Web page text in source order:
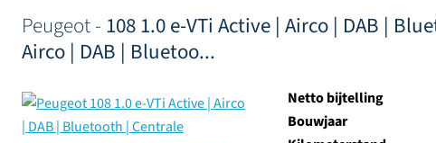
Peugeot - 108 1.0 e-VTi Active | Airco | DAB |
Airco | DAB | Bluetoo...
Netto bijtelling
Bouwjaar